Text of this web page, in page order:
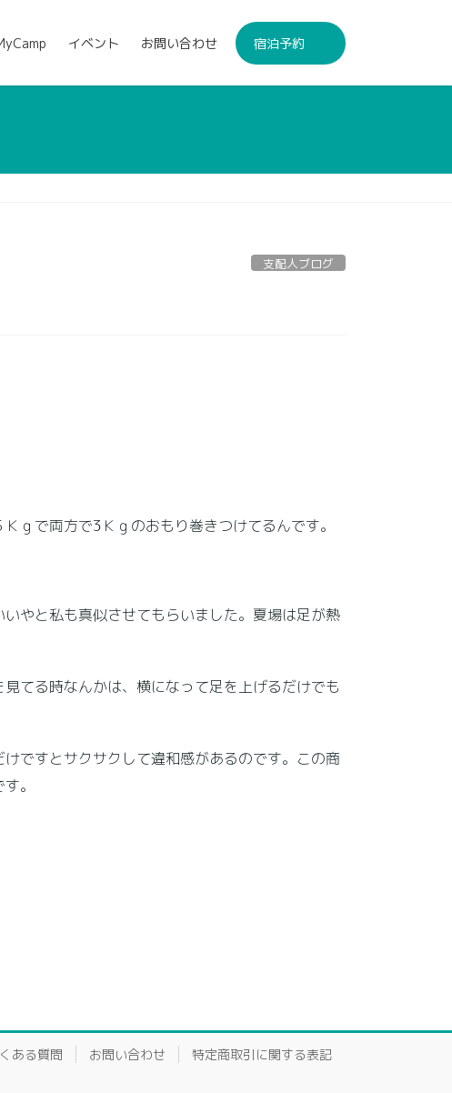
イベント お問い合わせ 宿泊予約
支配人ブログ
ｇで両方で3Ｋｇのおもり巻きつけてるんです。
やと私も真似させてもらいました。夏場は足が熱
てる時なんかは、横になって足を上げるだけでも
ですとサクサクして違和感があるのです。この商
。
ある質問 お問い合わせ
特定商取引に関する表記